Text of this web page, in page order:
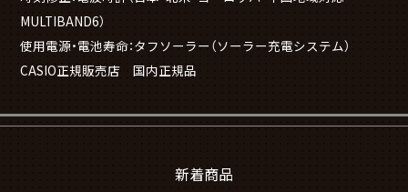
MULTIBAND6）
使用電源・電池寿命：タフソーラー（ソーラー充電システム）
CASIO正規販売店 国内正規品
新着商品